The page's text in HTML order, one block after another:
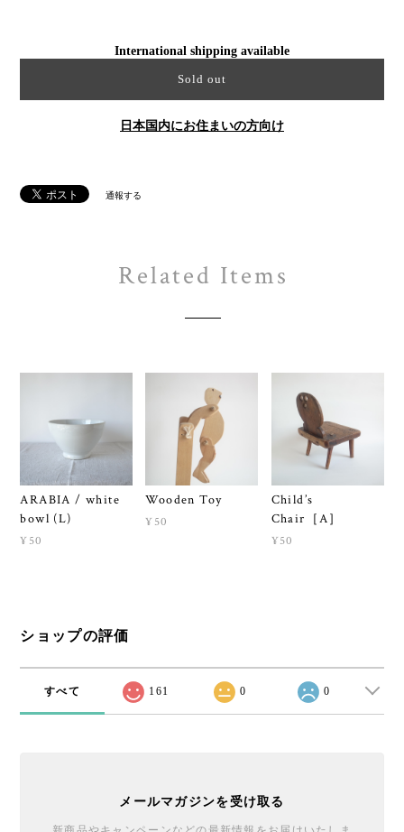
International shipping available
Sold out
日本国内にお住まいの方向け
通報する
Related Items
ARABIA / white
bowl (L)
¥50
Wooden Toy
¥50
Child’s
Chair［A］
¥50
ショップの評価
すべて 161 0 0
メールマガジンを受け取る